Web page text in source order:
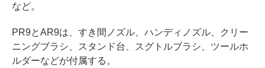
など。
PR9とAR9は、すき間ノズル、ハンディノズル、クリー
ニングブラシ、スタンド台、スグトルブラシ、ツールホ
ルダーなどが付属する。